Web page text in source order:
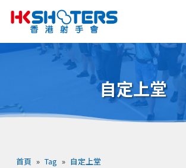
自定上堂
首頁 » Tag » 自定上堂